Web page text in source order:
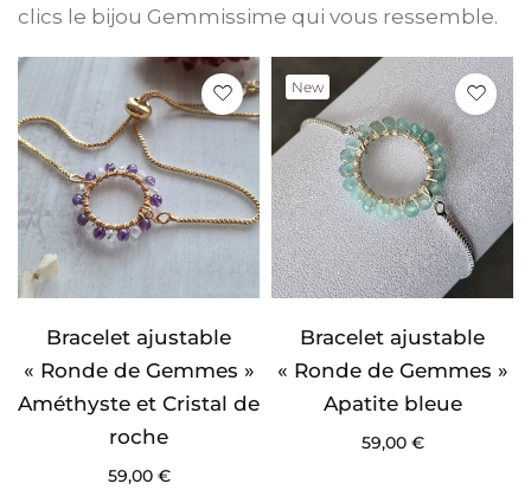
clics le bijou Gemmissime qui vous ressemble.
Bracelet ajustable
« Ronde de Gemmes »
Améthyste et Cristal de
roche
59,00 €
New
Bracelet ajustable
« Ronde de Gemmes »
Apatite bleue
59,00 €